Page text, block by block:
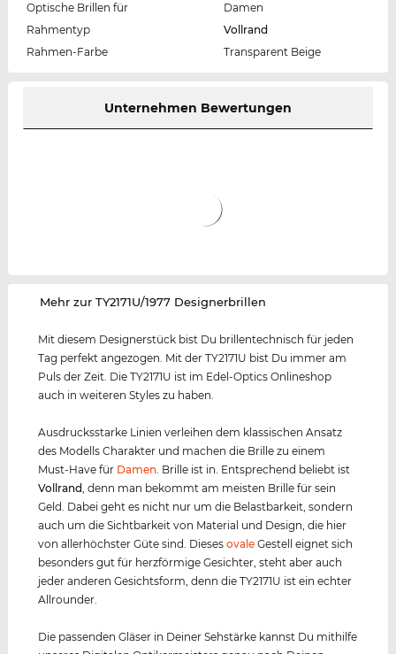
Optische Brillen für
Damen
Rahmentyp
Vollrand
Rahmen-Farbe
Transparent Beige
Unternehmen Bewertungen
‌Mehr zur TY2171U/1977 Designerbrillen
Mit diesem Designerstück bist Du brillentechnisch für jeden
Tag perfekt angezogen. Mit der TY2171U bist Du immer am
Puls der Zeit. Die TY2171U ist im Edel-Optics Onlineshop
auch in weiteren Styles zu haben.
Ausdrucksstarke Linien verleihen dem klassischen Ansatz
des Modells Charakter und machen die Brille zu einem
Must-Have für Damen. Brille ist in. Entsprechend beliebt ist
Vollrand, denn man bekommt am meisten Brille für sein
Geld. Dabei geht es nicht nur um die Belastbarkeit, sondern
auch um die Sichtbarkeit von Material und Design, die hier
von allerhöchster Güte sind. Diesesovale Gestell eignet sich
besonders gut für herzförmige Gesichter, steht aber auch
jeder anderen Gesichtsform, denn die TY2171U ist ein echter
Allrounder.
Die passenden Gläser in Deiner Sehstärke kannst Du mithilfe